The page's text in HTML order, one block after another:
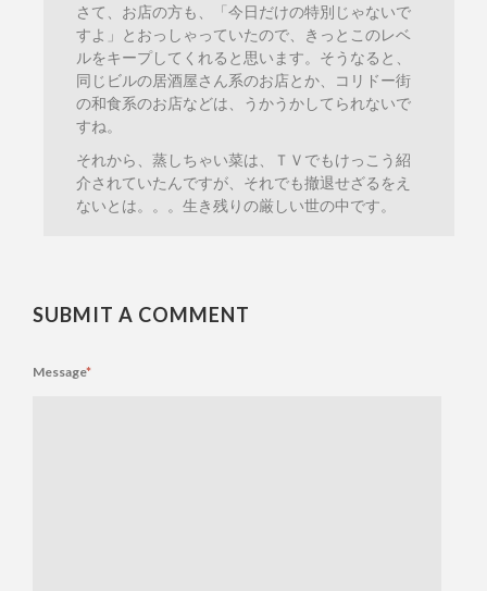
さて、お店の方も、「今日だけの特別じゃないで
すよ」とおっしゃっていたので、きっとこのレベ
ルをキープしてくれると思います。そうなると、
同じビルの居酒屋さん系のお店とか、コリドー街
の和食系のお店などは、うかうかしてられないで
すね。
それから、蒸しちゃい菜は、ＴＶでもけっこう紹
介されていたんですが、それでも撤退せざるをえ
ないとは。。。生き残りの厳しい世の中です。
SUBMIT A COMMENT
Message*